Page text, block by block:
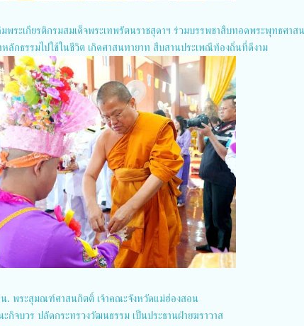
พระเกียรติกรมสมเด็จพระเทพรัตนราชสุดาฯ ร่วมบรรพชาสืบทอดพระพุทธศา
ลักธรรมไปใช้ในชีวิต เกิดศาสนทายาท สืบสานประเพณีท้องถิ่นที่ดีงาม
. พระสุมณฑ์ศาสนกิตติ์ เจ้าคณะจังหวัดแม่ฮ่องสอน
กิจบวร ปลัดกระทรวงวัฒนธรรม เป็นประธานฝ่ายฆราวาส